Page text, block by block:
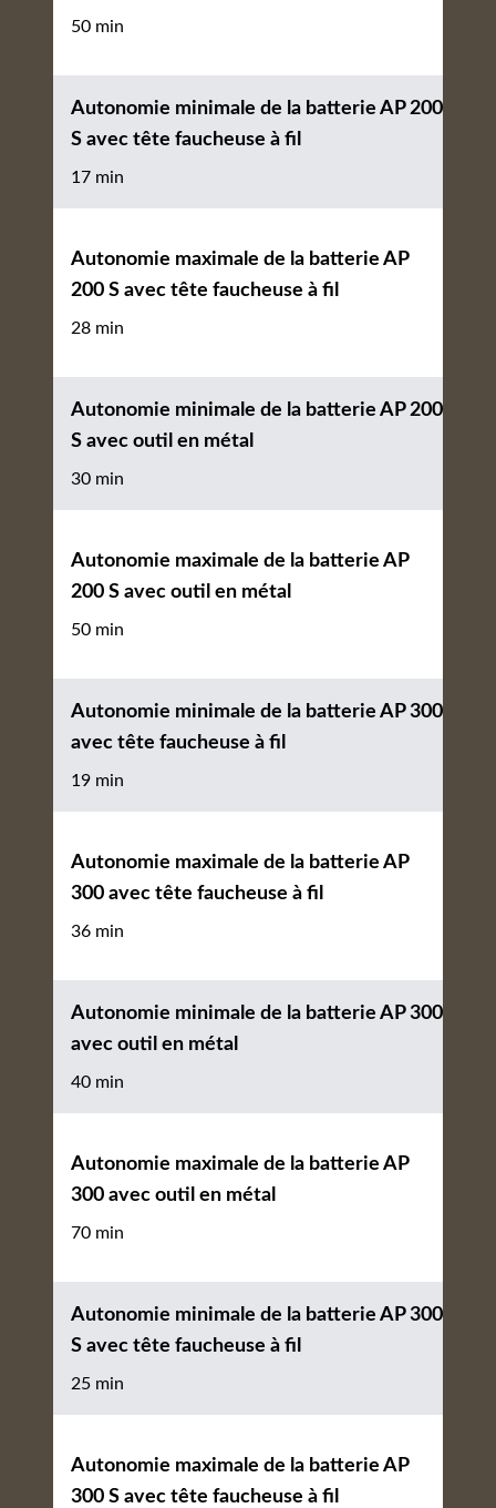
50 min
Autonomie minimale de la batterie AP 200
S avec tête faucheuse à fil
17 min
Autonomie maximale de la batterie AP
200 S avec tête faucheuse à fil
28 min
Autonomie minimale de la batterie AP 200
S avec outil en métal
30 min
Autonomie maximale de la batterie AP
200 S avec outil en métal
50 min
Autonomie minimale de la batterie AP 300
avec tête faucheuse à fil
19 min
Autonomie maximale de la batterie AP
300 avec tête faucheuse à fil
36 min
Autonomie minimale de la batterie AP 300
avec outil en métal
40 min
Autonomie maximale de la batterie AP
300 avec outil en métal
70 min
Autonomie minimale de la batterie AP 300
S avec tête faucheuse à fil
25 min
Autonomie maximale de la batterie AP
300 S avec tête faucheuse à fil